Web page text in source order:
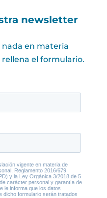
newsletter
nada en materia
el formulario.